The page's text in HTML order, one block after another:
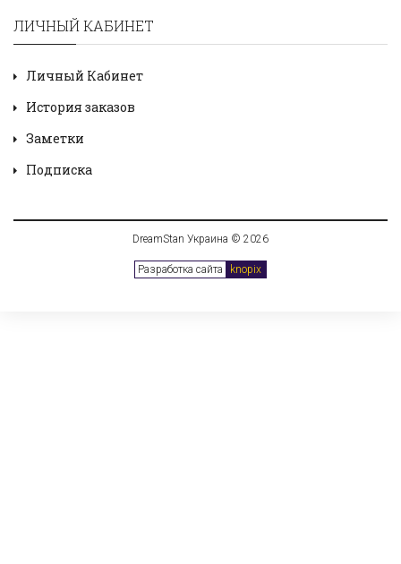
ЛИЧНЫЙ КАБИНЕТ
Личный Кабинет
История заказов
Заметки
Подписка
DreamStan Украина © 2026
Разработка сайта knopix